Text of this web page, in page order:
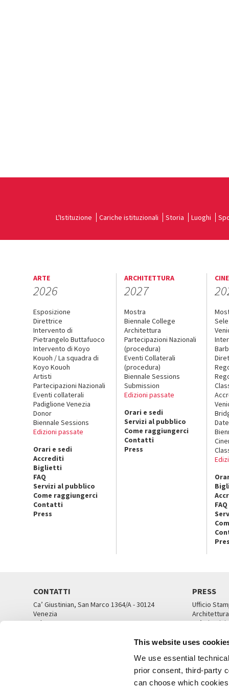
This website uses
We use essential
prior consent, third-party
can choose which
L'Istituzione Cariche istituzionali Storia Luoghi
ARTE
2026
Esposizione
Direttrice
Intervento di
Pietrangelo Buttafuoco
Intervento di Koyo
Kouoh / La squadra di
Koyo Kouoh
Artisti
Partecipazioni Nazionali
Eventi collaterali
Padiglione Venezia
Donor
Biennale Sessions
Edizioni passate
Orari e sedi
Accrediti
Biglietti
FAQ
Servizi al pubblico
Come raggiungerci
Contatti
Press
ARCHITETTURA
2027
Mostra
Biennale College
Architettura
Partecipazioni Nazionali
(procedura)
Eventi Collaterali
(procedura)
Biennale Sessions
Submission
Edizioni passate
Orari e sedi
Servizi al pubblico
Come raggiungerci
Contatti
Press
FAQ
CONTATTI
Ca’ Giustinian, San Marco 1364/A - 30124
Venezia
Tel. 041 5218711
PRESS
Ufficio
Architettura
Ca’
UFFICI